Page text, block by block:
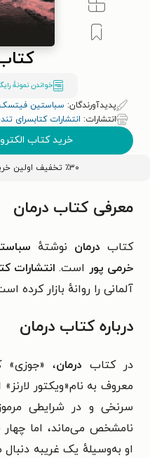
خواندن نمونۀ
پدیدآورندگان: سباستین فیتسک
انتشارات: انتشارات کتابسرای
خرید کتاب
٪۳۰ تخفیف اولین خرید کتاب با کد
معرفی کتاب درمان
کتاب درمان نوشتهٔ
خرمی پور است. انتشارات
آلمانی را روانهٔ بازار کرده
درباره کتاب درمان
در کتاب درمان،
معروف به نام«ویکتور
سرنخی و در شرایطی
نامشخص می‌ماند، اما
او به‌وسیلهٔ یک غریبه